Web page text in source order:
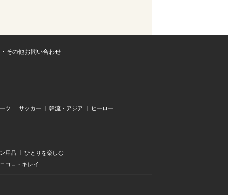
その他お問い合わせ
ツ サッカー 韓流・アジア ヒーロー
用品
ひとりを楽しむ
コロ・キレイ